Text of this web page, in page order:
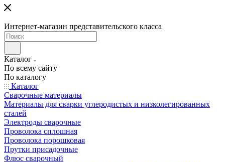
Интернет-магазин представительского класса
Каталог
По всему сайту
По каталогу
Каталог
Сварочные материалы
Материалы для сварки углеродистых и низколегированных
сталей
Электроды сварочные
Проволока сплошная
Проволока порошковая
Прутки присадочные
Флюс сварочный